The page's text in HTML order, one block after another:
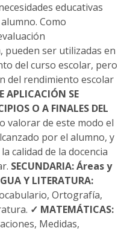
educativas
Como
pueden ser utilizadas en
del curso escolar, pero
del rendimiento escolar
APLICACIÓN SE
O A FINALES DEL
valorar de este modo el
por el alumno, y
calidad de la docencia
SECUNDARIA: Áreas y
Y LITERATURA:
Ortografía,
✓ MATEMÁTICAS:
Medidas,